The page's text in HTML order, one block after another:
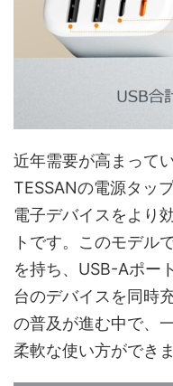
近年需要が高まって
TESSANの電源タッ
電子デバイスをより
トです。このモデル
を持ち、USB-Aポー
台のデバイスを同時
の普及が進む中で、
柔軟な使い方ができま